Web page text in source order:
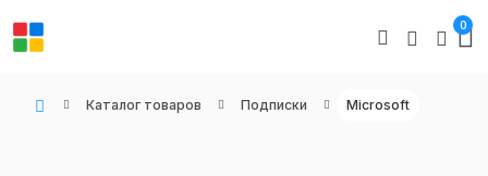
0
Каталог товаров Подписки Microsoft